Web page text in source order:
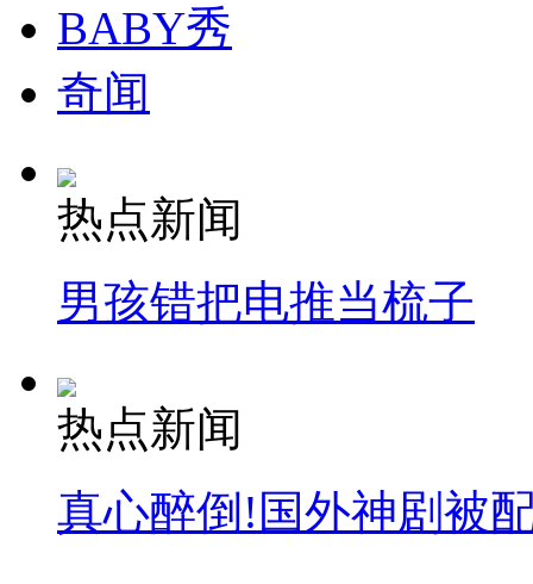
纽约上演“枕头大战”
BABY秀
奇闻
热点新闻
男孩错把电推当梳子
热点新闻
真心醉倒!国外神剧被